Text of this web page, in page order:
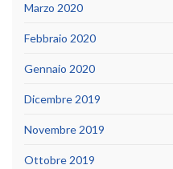
Marzo 2020
Febbraio 2020
Gennaio 2020
Dicembre 2019
Novembre 2019
Ottobre 2019